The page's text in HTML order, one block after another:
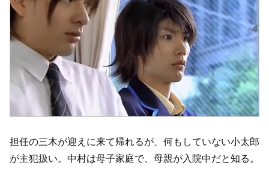
担任の三木が迎えに来て帰れるが、何もしていない小太郎
が主犯扱い。中村は母子家庭で、母親が入院中だと知る。